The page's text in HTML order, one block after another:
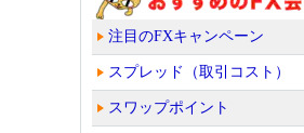
注目のFXキャンペーン
スプレッド（取引コスト）
スワップポイント